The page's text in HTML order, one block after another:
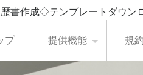
書作成◇テンプレートダウ
プ 提供機能 規